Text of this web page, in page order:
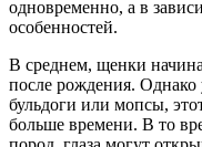
одновременно, а в
особенностей.
В среднем, щенки
после рождения. Однако
бульдоги или мопсы,
больше времени. В то